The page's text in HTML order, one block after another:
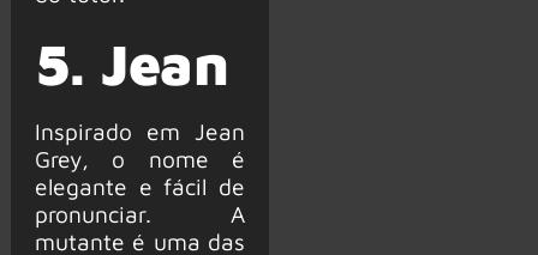
5. Jean
Inspirado em Jean
Grey, o nome é
elegante e fácil de
pronunciar. A
mutante é uma das